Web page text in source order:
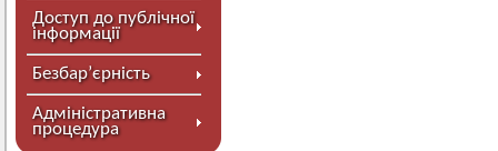
Доступ до публічної
інформації
Безбар’єрність
Адміністративна
процедура